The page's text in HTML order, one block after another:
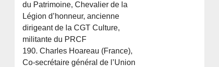
du Patrimoine, Chevalier de la
Légion d’honneur, ancienne
dirigeant de la CGT Culture,
militante du PRCF
190. Charles Hoareau (France),
Co-secrétaire général de l’Union